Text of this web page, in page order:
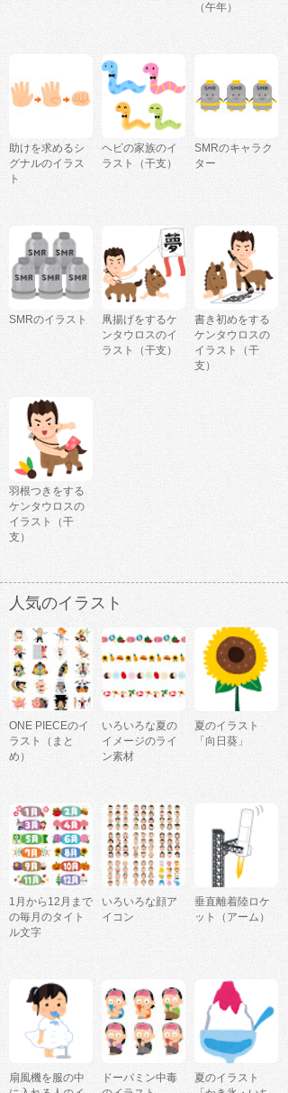
（午年）
助けを求めるシ
グナルのイラス
ト
ヘビの家族のイ
ラスト（干支）
SMRのキャラク
ター
SMRのイラスト
凧揚げをするケ
ンタウロスのイ
ラスト（干支）
書き初めをする
ケンタウロスの
イラスト（干
支）
羽根つきをする
ケンタウロスの
イラスト（干
支）
人気のイラスト
ONE PIECEのイ
ラスト（まと
め）
いろいろな夏の
イメージのライ
ン素材
夏のイラスト
「向日葵」
1月から12月まで
の毎月のタイト
ル文字
いろいろな顔ア
イコン
垂直離着陸ロケ
ット（アーム）
扇風機を服の中
ドーパミン中毒
夏のイラスト